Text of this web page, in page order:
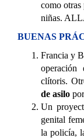
como otras
niñas.
BUENAS
Francia y
clítoris.
de asilo
Un
genital
la policía,